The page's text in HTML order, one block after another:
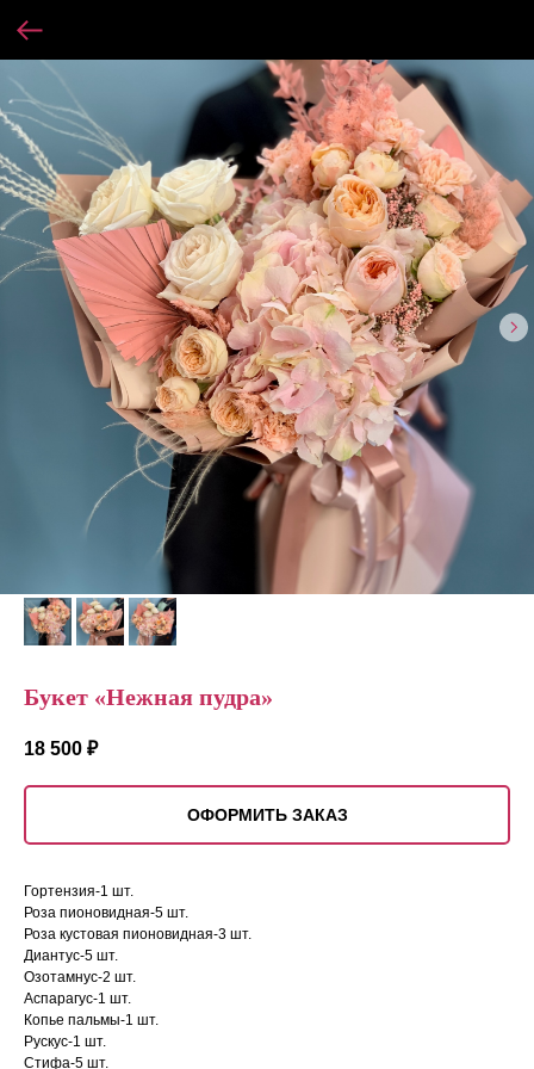
Букет «Нежная пудра»
18 500 ₽
ОФОРМИТЬ ЗАКАЗ
Гортензия-1 шт.
Роза пионовидная-5 шт.
Роза кустовая пионовидная-3 шт.
Диантус-5 шт.
Озотамнус-2 шт.
Аспарагус-1 шт.
Копье пальмы-1 шт.
Рускус-1 шт.
Стифа-5 шт.